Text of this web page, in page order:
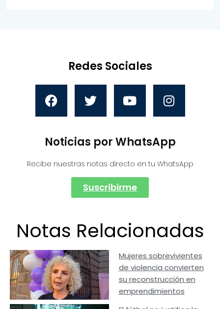
Redes Sociales
Noticias por WhatsApp
Recibe nuestras notas directo en tu WhatsApp
Suscribirme
Notas Relacionadas
Mujeres sobrevivientes
de violencia convierten
su reconstrucción en
emprendimientos